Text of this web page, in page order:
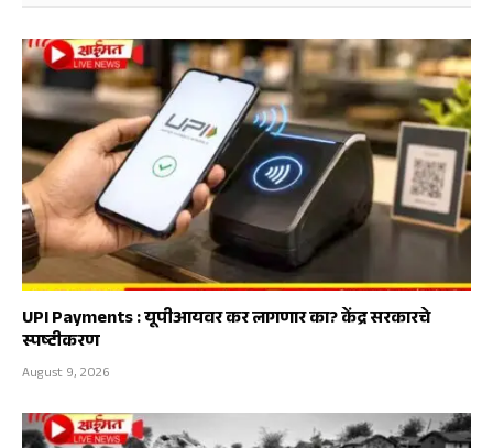
UPI Payments : यूपीआयवर कर लागणार का? केंद्र सरकारचे
स्पष्टीकरण
August 9, 2026